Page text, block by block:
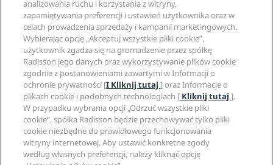
Hotele z certyfikatem Sports Approved
Hotele przyjazne dla rodzin
Zdrowie i bezpieczeństwo
Media
Kariery w RHG
Kariery w PPHE
Kariera EHL
The Club by RHG
Współpraca
Odpowiedzialny biznes
Zaopatrzenie
Centrum prywatności
Informacje prawne
Regulamin Radisson Rewards
Umowa dotycząca korzystania z witryny
Dostępność cyfrowa
Oświadczenie dotyczące współczesnego niewolnictwa
Pomoc
Ostrzeżenia dla klientów
Kontakt
Najczęściej zadawane pytania
Mapa witryny
Media społecznościowe
Marki Radisson Hotels
analizowania ruchu i korzystania z witryny,
zapamiętywania preferencji i ustawień użytkownika oraz w
celach prowadzenia sprzedaży i kampanii marketingowych.
Wybierając opcję „Akceptuj wszystkie pliki cookie”,
użytkownik zgadza się na gromadzenie przez spółkę
Radisson jego danych oraz wykorzystywanie plików cookie
zgodnie z postanowieniami zawartymi w Informacji o
ochronie prywatności [I Kliknij tutaj] oraz Informacje o
plikach cookie i podobnych technologiach [ Kliknij tutaj].
W przypadku wybrania opcji „Odrzuć wszystkie pliki
cookie”, spółka Radisson będzie przechowywać tylko pliki
cookie niezbędne do prawidłowego funkcjonowania
witryny internetowej. Aby ustawić konkretne zgody
według własnych preferencji, należy kliknąć opcję